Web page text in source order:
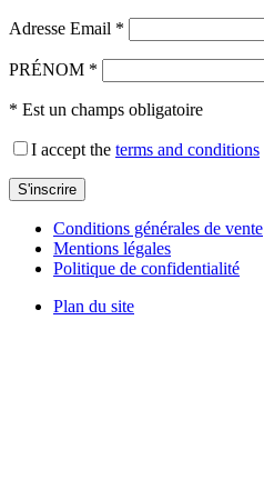
Adresse Email *
PRÉNOM *
* Est un champs obligatoire
I accept the terms and conditions
Conditions générales de vente
Mentions légales
Politique de confidentialité
Plan du site